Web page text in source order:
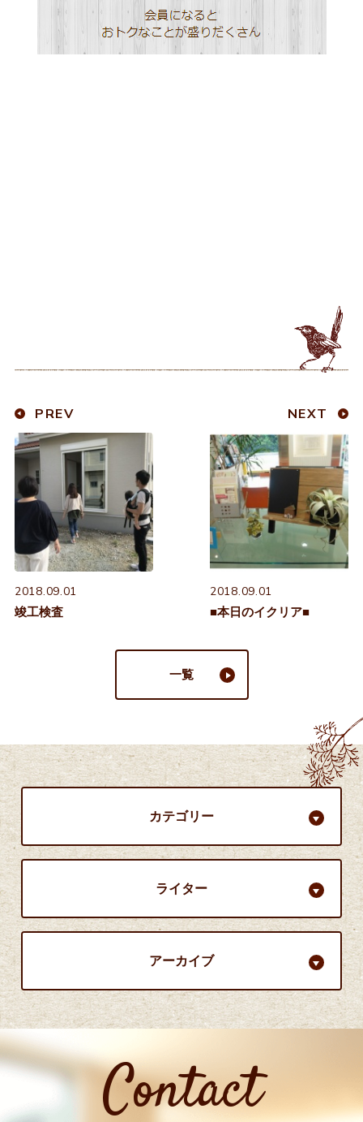
PREV
2018.09.01
竣工検査
NEXT
2018.09.01
■本日のイクリア■
一覧
カテゴリー
ライター
アーカイブ
Contact